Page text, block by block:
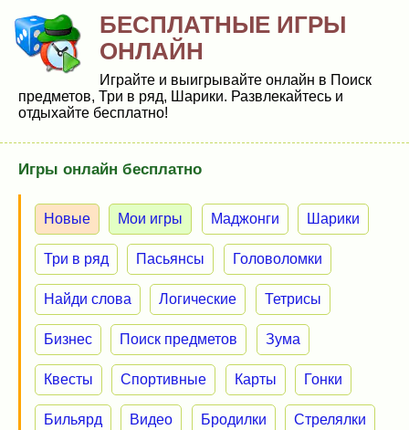
БЕСПЛАТНЫЕ ИГРЫ
ОНЛАЙН
Играйте и выигрывайте онлайн в Поиск
предметов, Три в ряд, Шарики. Развлекайтесь и
отдыхайте бесплатно!
Игры онлайн бесплатно
Новые Мои игры Маджонги Шарики
Три в ряд Пасьянсы Головоломки
Найди слова Логические Тетрисы
Бизнес Поиск предметов Зума
Квесты Спортивные Карты Гонки
Бильярд Видео Бродилки Стрелялки